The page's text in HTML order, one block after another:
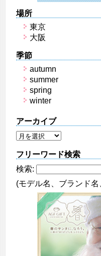
場所
東京
大阪
季節
autumn
summer
spring
winter
アーカイブ
フリーワード検索
検索:
(モデル名、ブランド